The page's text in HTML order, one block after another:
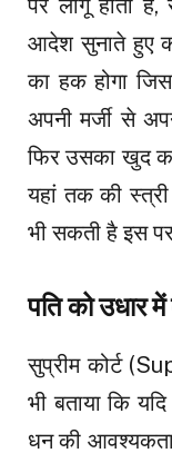
पर लागू होता
आदेश सुनाते हुए
का हक होगा
अपनी मर्जी से
फिर उसका खुद
यहां तक की
भी सकती है इस
पति को उधार
सुप्रीम कोर्ट
भी बताया कि
धन की